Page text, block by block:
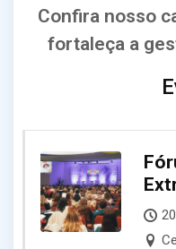
Confira nosso
fortaleça a